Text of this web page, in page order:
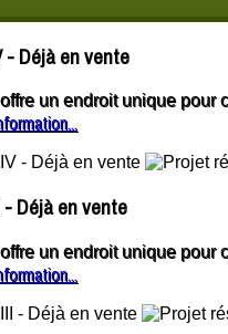
- Déjà en vente
un endroit unique
Déjà en vente
un endroit unique